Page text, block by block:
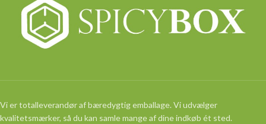
Vi er totalleverandør af bæredygtig emballage. Vi udvælger
kvalitetsmærker, så du kan samle mange af dine indkøb ét sted.